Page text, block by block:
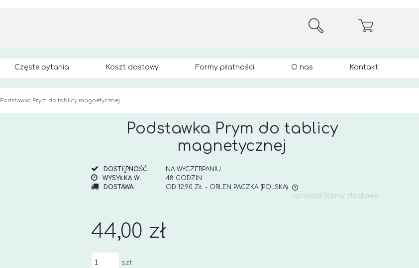
Częste pytania Koszt dostawy Formy płatności O nas Kontakt
Podstawka Prym do tablicy magnetycznej
Podstawka Prym do tablicy
magnetycznej
DOSTĘPNOŚĆ:
NA WYCZERPANIU
WYSYŁKA W:
48 GODZIN
DOSTAWA:
OD 12,90 ZŁ - ORLEN PACZKA (POLSKA)
sprawdź formy dostawy
44,00 zł
szt